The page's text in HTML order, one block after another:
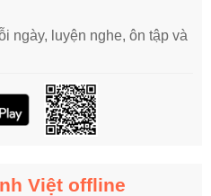
ngày, luyện nghe, ôn tập và
Việt offline